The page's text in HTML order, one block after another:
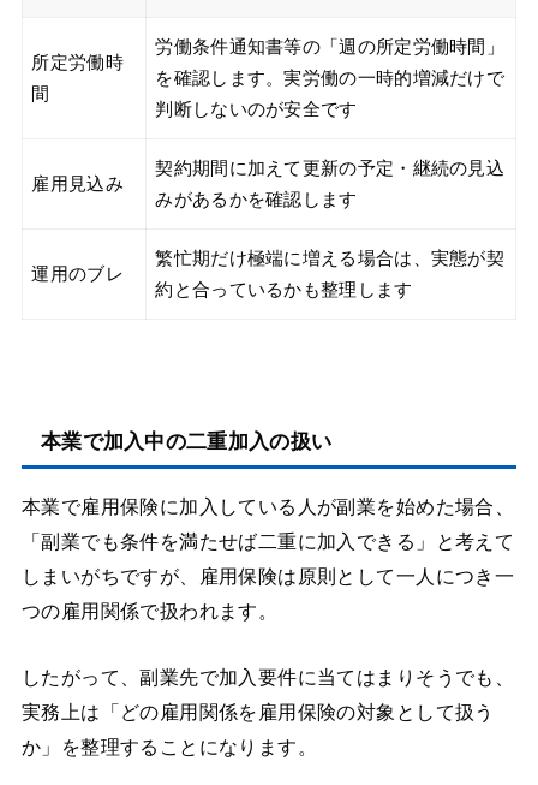
所定労働時
間
労働条件通知書等の「週の所定労働時間」
を確認します。実労働の一時的増減だけで
判断しないのが安全です
雇用見込み
契約期間に加えて更新の予定・継続の見込
みがあるかを確認します
運用のブレ
繁忙期だけ極端に増える場合は、実態が契
約と合っているかも整理します
本業で加入中の二重加入の扱い
本業で雇用保険に加入している人が副業を始めた場合、
「副業でも条件を満たせば二重に加入できる」と考えて
しまいがちですが、雇用保険は原則として一人につき一
つの雇用関係で扱われます。
したがって、副業先で加入要件に当てはまりそうでも、
実務上は「どの雇用関係を雇用保険の対象として扱う
か」を整理することになります。